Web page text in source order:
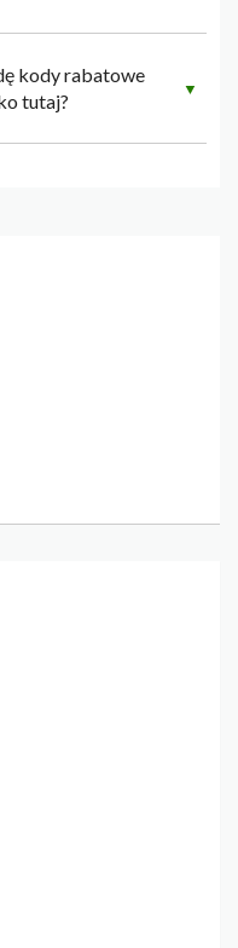
kody rabatowe
tutaj?
▼